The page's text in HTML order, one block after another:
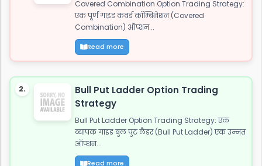
Covered Combination Option Trading Strategy:
एक पूर्ण गाइड कवर्ड कॉम्बिनेशन (Covered
Combination) ऑप्शन...
Read more
2.
Bull Put Ladder Option Trading
Strategy
Bull Put Ladder Option Trading Strategy: एक
व्यापक गाइड बुल पुट लैडर (Bull Put Ladder) एक उन्नत
ऑप्शन...
Read more